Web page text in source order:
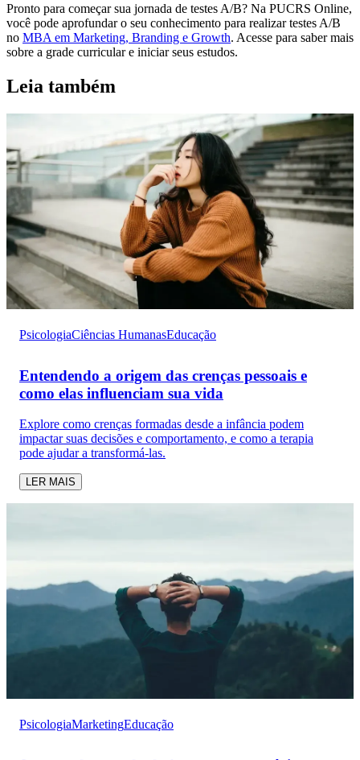
Pronto para começar sua jornada de testes A/B? Na PUCRS Online,
você pode aprofundar o seu conhecimento para realizar testes A/B
no MBA em Marketing, Branding e Growth. Acesse para saber mais
sobre a grade curricular e iniciar seus estudos.
Leia também
PsicologiaCiências HumanasEducação
Entendendo a origem das crenças pessoais e
como elas influenciam sua vida
Explore como crenças formadas desde a infância podem
impactar suas decisões e comportamento, e como a terapia
pode ajudar a transformá-las.
LER MAIS
PsicologiaMarketingEducação